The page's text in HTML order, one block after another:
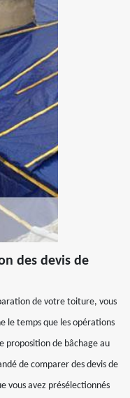
des devis de
de votre toiture, vous
le temps que les opérations
proposition de bâchage au
de comparer des devis de
vous avez présélectionnés